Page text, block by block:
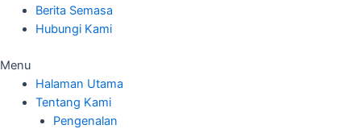
Berita Semasa
Hubungi Kami
Menu
Halaman Utama
Tentang Kami
Pengenalan